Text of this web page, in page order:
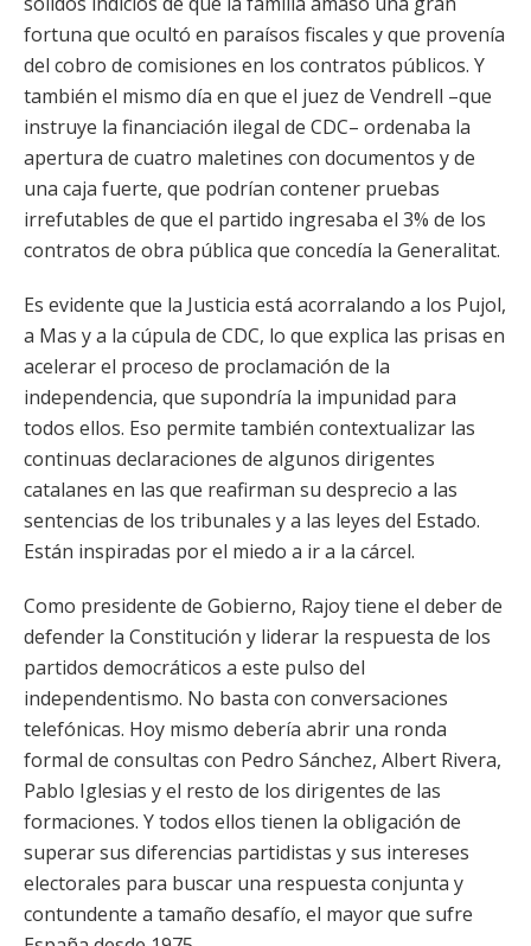
fortuna que ocultó en paraísos fiscales y que provenía
del cobro de comisiones en los contratos públicos. Y
también el mismo día en que el juez de Vendrell –que
instruye la financiación ilegal de CDC– ordenaba la
apertura de cuatro maletines con documentos y de
una caja fuerte, que podrían contener pruebas
irrefutables de que el partido ingresaba el 3% de los
contratos de obra pública que concedía la Generalitat.
Es evidente que la Justicia está acorralando a los Pujol,
a Mas y a la cúpula de CDC, lo que explica las prisas en
acelerar el proceso de proclamación de la
independencia, que supondría la impunidad para
todos ellos. Eso permite también contextualizar las
continuas declaraciones de algunos dirigentes
catalanes en las que reafirman su desprecio a las
sentencias de los tribunales y a las leyes del Estado.
Están inspiradas por el miedo a ir a la cárcel.
Como presidente de Gobierno, Rajoy tiene el deber de
defender la Constitución y liderar la respuesta de los
partidos democráticos a este pulso del
independentismo. No basta con conversaciones
telefónicas. Hoy mismo debería abrir una ronda
formal de consultas con Pedro Sánchez, Albert Rivera,
Pablo Iglesias y el resto de los dirigentes de las
formaciones. Y todos ellos tienen la obligación de
superar sus diferencias partidistas y sus intereses
electorales para buscar una respuesta conjunta y
contundente a tamaño desafío, el mayor que sufre